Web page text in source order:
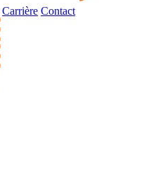
Carrière Contact